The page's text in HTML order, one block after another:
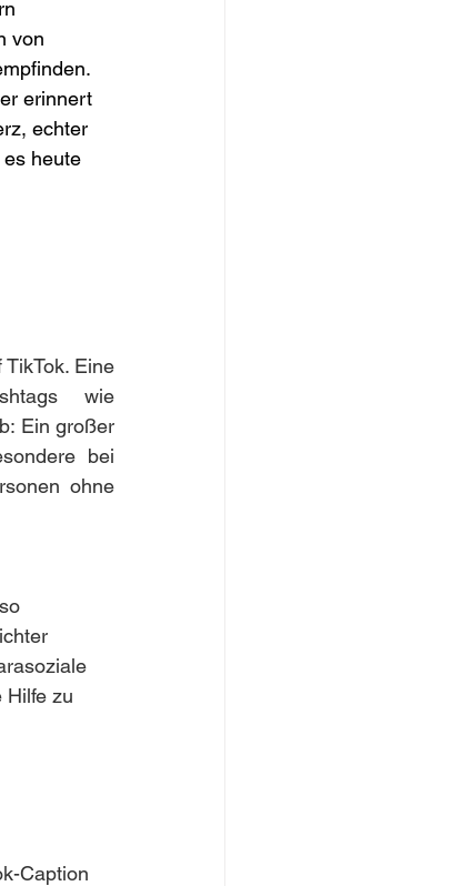
von
erinnert
echter
heute
Eine
wie
Ein großer
bei
ohne
Hilfe zu
Caption